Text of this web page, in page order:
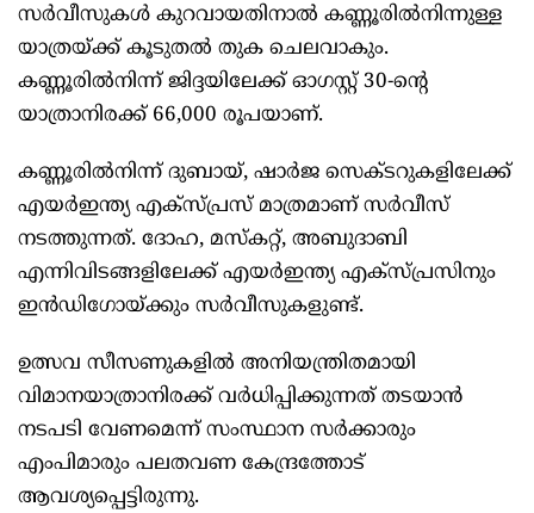
സർവീസുകള്‍ കുറവായതിനാല്‍ കണ്ണൂരില്‍നിന്നുള്ള
യാത്രയ്ക്ക് കൂടുതല്‍ തുക ചെലവാകും.
കണ്ണൂരില്‍നിന്ന് ജിദ്ദയിലേക്ക് ഓഗസ്റ്റ് 30-ന്റെ
യാത്രാനിരക്ക് 66,000 രൂപയാണ്.
കണ്ണൂരില്‍നിന്ന് ദുബായ്, ഷാർജ സെക്ടറുകളിലേക്ക്
എയർഇന്ത്യ എക്സ്പ്രസ് മാത്രമാണ് സർവീസ്
നടത്തുന്നത്. ദോഹ, മസ്കറ്റ്, അബുദാബി
എന്നിവിടങ്ങളിലേക്ക് എയർഇന്ത്യ എക്സ്പ്രസിനും
ഇൻഡിഗോയ്ക്കും സർവീസുകളുണ്ട്.
ഉത്സവ സീസണുകളില്‍ അനിയന്ത്രിതമായി
വിമാനയാത്രാനിരക്ക് വർധിപ്പിക്കുന്നത് തടയാൻ
നടപടി വേണമെന്ന് സംസ്ഥാന സർക്കാരും
എംപിമാരും പലതവണ കേന്ദ്രത്തോട്
ആവശ്യപ്പെട്ടിരുന്നു.